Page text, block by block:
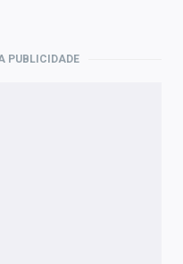
PUBLICIDADE